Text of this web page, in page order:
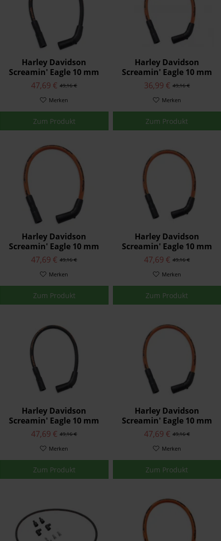
Harley Davidson
Screamin' Eagle 10 mm
Phat Zündkerzenkabel
31907-08A
49,16 €
47,69 €
Merken
Zum Produkt
Harley Davidson
Screamin' Eagle 10 mm
Phat Zündkerzenkabel
31944-99C
49,16 €
36,99 €
Merken
Zum Produkt
Harley Davidson
Screamin' Eagle 10 mm
Phat Zündkerzenkabel
32360-00C
49,16 €
47,69 €
Merken
Zum Produkt
Harley Davidson
Screamin' Eagle 10 mm
Phat Zündkerzenkabel
31964-89C
49,16 €
47,69 €
Merken
Zum Produkt
Harley Davidson
Screamin' Eagle 10 mm
Phat Zündkerzenkabel
32093-98B
49,16 €
47,69 €
Merken
Zum Produkt
Harley Davidson
Screamin' Eagle 10 mm
Phat Zündkerzenkabel
31956-04B
49,16 €
47,69 €
Merken
Zum Produkt